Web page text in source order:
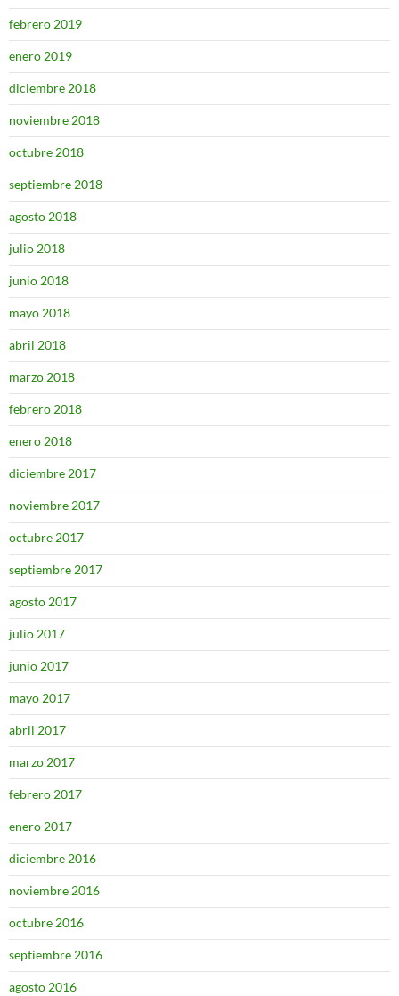
febrero 2019
enero 2019
diciembre 2018
noviembre 2018
octubre 2018
septiembre 2018
agosto 2018
julio 2018
junio 2018
mayo 2018
abril 2018
marzo 2018
febrero 2018
enero 2018
diciembre 2017
noviembre 2017
octubre 2017
septiembre 2017
agosto 2017
julio 2017
junio 2017
mayo 2017
abril 2017
marzo 2017
febrero 2017
enero 2017
diciembre 2016
noviembre 2016
octubre 2016
septiembre 2016
agosto 2016